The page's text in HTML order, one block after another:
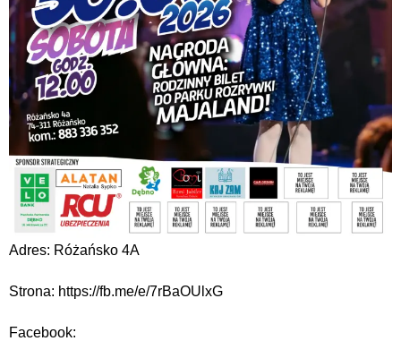
Adres: Różańsko 4A
Strona: https://fb.me/e/7rBaOUlxG
Facebook: